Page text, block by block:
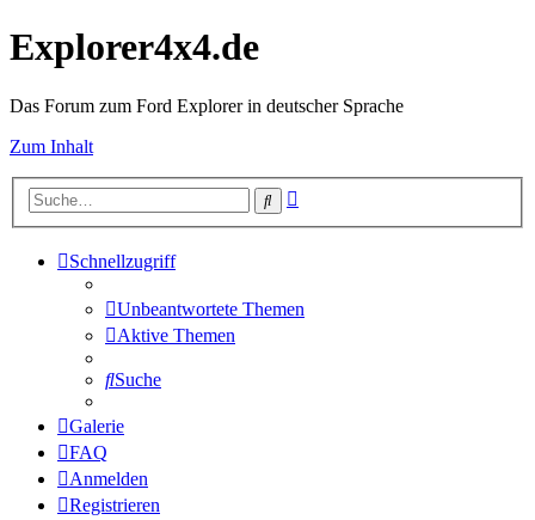
Explorer4x4.de
Das Forum zum Ford Explorer in deutscher Sprache
Zum Inhalt
Suche
Schnellzugriff
Unbeantwortete Themen
Aktive Themen
Suche
Galerie
FAQ
Anmelden
Registrieren